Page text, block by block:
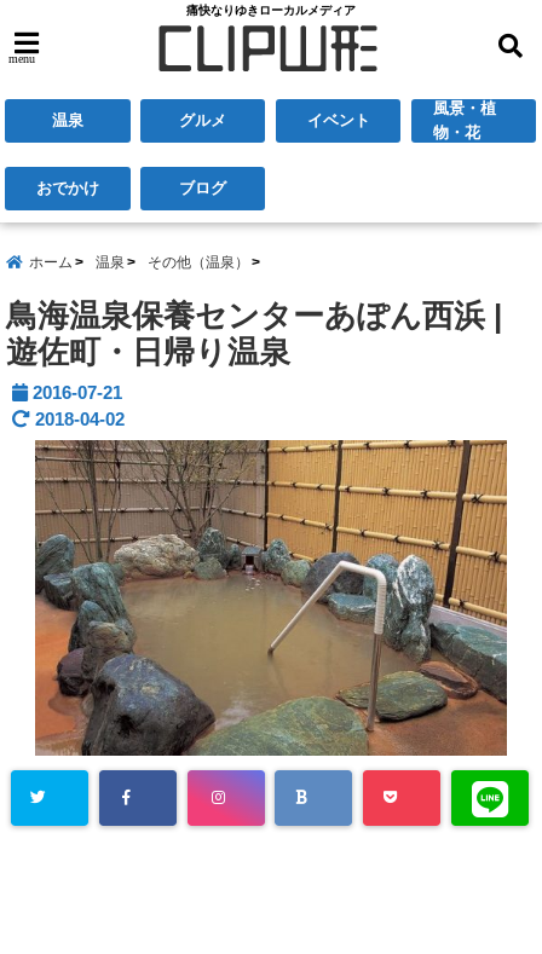
痛快なりゆきローカルメディア
menu
温泉 グルメ イベント
風景・植
物・花
おでかけ ブログ
ホーム 温泉 その他（温泉）
鳥海温泉保養センターあぽん西浜 |
遊佐町・日帰り温泉
2016-07-21
2018-04-02